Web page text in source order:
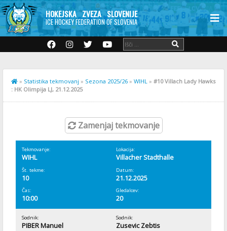
HOKEJSKA ZVEZA SLOVENIJE
ICE HOCKEY FEDERATION OF SLOVENIA
» Statistika tekmovanj » Sezona 2025/26 » WIHL » #10 Villach Lady Hawks
: HK Olimpija LJ, 21.12.2025
Zamenjaj tekmovanje
Tekmovanje:
WIHL
Lokacija:
Villacher Stadthalle
Št. tekme:
10
Datum:
21.12.2025
Čas:
10:00
Gledalcev:
20
Sodnik:
PIBER Manuel
Sodnik:
Zusevic Zebtis